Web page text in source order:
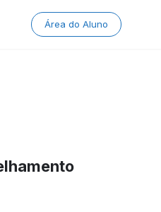
Área do Aluno